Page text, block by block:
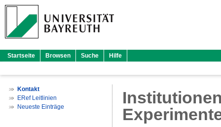
Startseite Browsen Suche Hilfe
Kontakt
ERef Leitlinien
Neueste Einträge